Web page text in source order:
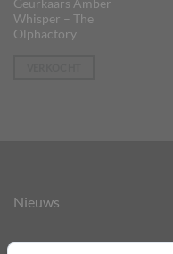
Geurkaars Amber
Whisper – The
Olphactory
Nieuws